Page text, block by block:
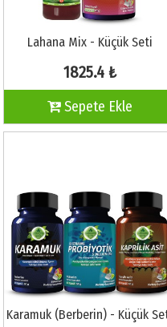
Lahana Mix - Küçük Seti
1825.4 ₺
Sepete Ekle
Karamuk (Berberin) - Küçük